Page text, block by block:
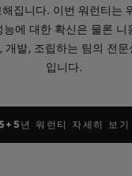
집니다. 이번 워런티는
능에 대한 확신은 물론 니
개발, 조립하는 팀의 전
입니다.
년 워런티 자세히 보기